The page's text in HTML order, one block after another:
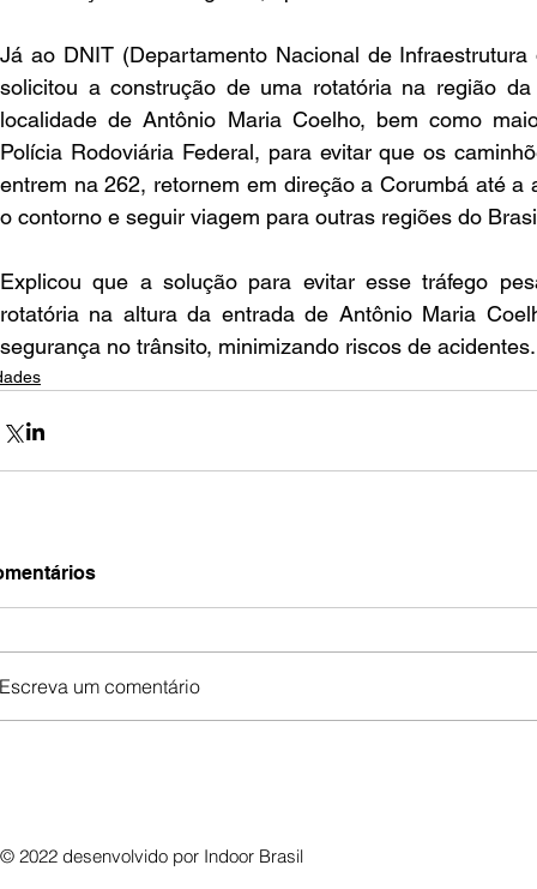
Já ao DNIT (Departamento Nacional de
solicitou a construção de uma rotatória na região
localidade de Antônio Maria Coelho, bem como
Polícia Rodoviária Federal, para evitar que os
entrem na 262, retornem em direção a Corumbá até a
o contorno e seguir viagem para outras regiões do
Explicou que a solução para evitar esse tráfego
rotatória na altura da entrada de Antônio Maria
segurança no trânsito, minimizando riscos de acidentes.
Escreva um comentário
© 2022 desenvolvido por Indoor Brasil